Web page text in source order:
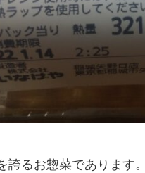
誇るお惣菜であります